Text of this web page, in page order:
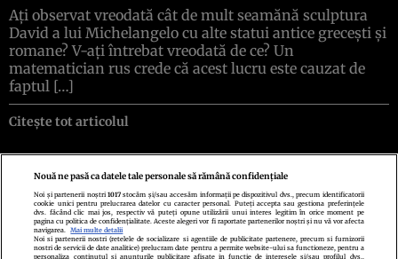
Ați observat vreodată cât de mult seamănă sculptura
David a lui Michelangelo cu alte statui antice grecești și
romane? V-ați întrebat vreodată de ce? Un
matematician rus crede că acest lucru este cauzat de
faptul […]
Citește tot articolul
Politica de confidenţialitate Politica de cookiesTermeni şi condiţii
Echipa redacționalăContactSetări Cookies
Nouă ne pasă ca datele tale personale să rămână confidențiale
Noi și partenerii noștri1017 stocăm și/sau accesăm informații pe dispozitivul dvs., precum identificatorii
cookie unici pentru prelucrarea datelor cu caracter personal. Puteți accepta sau gestiona preferințele
dvs. făcând clic mai jos, respectiv vă puteți opune utilizării unui interes legitim în orice moment pe
pagina cu politica de confidențialitate. Aceste alegeri vor fi raportate partenerilor noștri și nu vă vor afecta
navigarea.
Mai multe detalii
Noi si partenerii nostri (retelele de socializare si agentiile de publicitate partenere, precum si furnizorii
nostri de servicii de date analitice) prelucram date pentru a permite website-ului sa functioneze, pentru a
personaliza continutul si anunturile publicitare afisate in functie de interesele si/sau profilul dvs.,